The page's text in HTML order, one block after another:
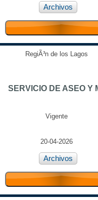
Archivos
RegiÃ³n de los Lagos
SERVICIO DE ASEO Y
Vigente
20-04-2026
Archivos